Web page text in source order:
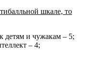
шкале, то
детям и чужакам – 5;
– 4;